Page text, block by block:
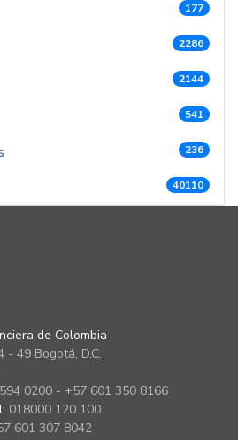
177
2286
2144
541
236
40110
de Colombia
- 49 Bogotá, D.C.
0200 - +57 601 350 8166
018000 120 100
601 307 8042